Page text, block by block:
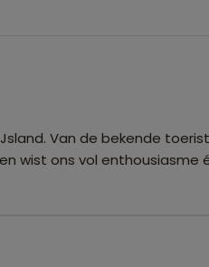
Van de bekende
wist ons vol enthousiasme